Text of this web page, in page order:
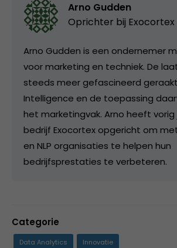
Arno Gudden
Oprichter bij Exocortex
Arno Gudden is een ondernemer
voor marketing en techniek. De
steeds meer gefascineerd
Intelligence en de toepassing
het marketingvak. Arno heeft vorig
bedrijf Exocortex opgericht om
en NLP organisaties te helpen hun
bedrijfsprestaties te verbeteren.
Categorie
Data Analytics Innovatie